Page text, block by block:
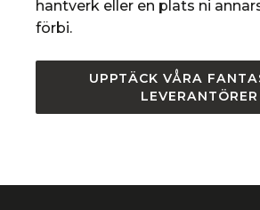
hantverk eller en plats ni
förbi.
UPPTÄCK VÅRA
LEVERANTÖRER